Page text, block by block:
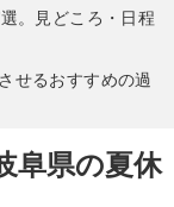
。見どころ・日程
せるおすすめの過
阜県の夏休